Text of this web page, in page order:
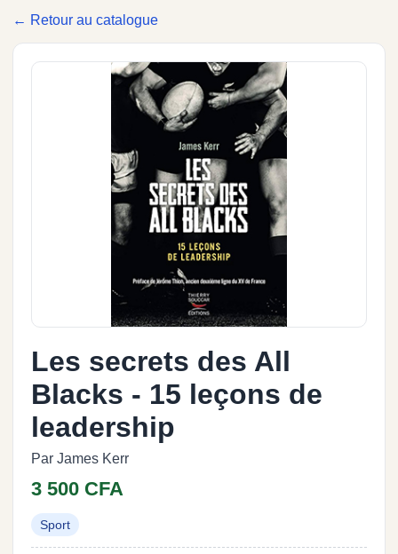
← Retour au catalogue
Les secrets des All
Blacks - 15 leçons de
leadership
Par James Kerr
3 500 CFA
Sport